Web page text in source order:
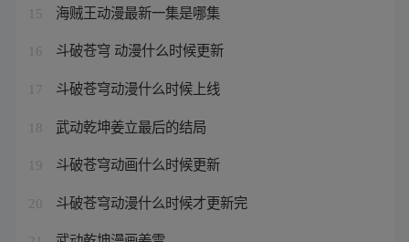
15 海贼王动漫最新一集是哪集
16 斗破苍穹 动漫什么时候更新
17 斗破苍穹动漫什么时候上线
18 武动乾坤姜立最后的结局
19 斗破苍穹动画什么时候更新
20 斗破苍穹动漫什么时候才更新完